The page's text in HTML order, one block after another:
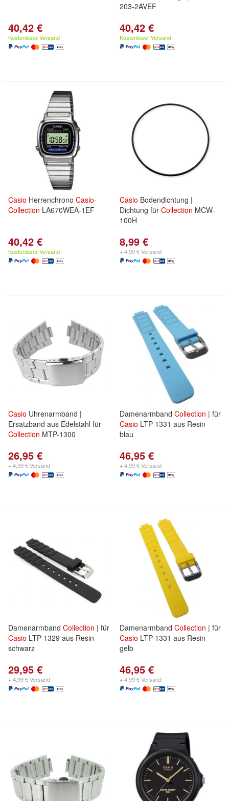
40,42 €
Kostenloser Versand
203-2AVEF
40,42 €
Kostenloser Versand
Casio Herrenchrono Casio-
Collection LA670WEA-1EF
40,42 €
Kostenloser Versand
Casio Bodendichtung |
Dichtung für Collection MCW-
100H
8,99 €
+ 4,99 € Versand
Casio Uhrenarmband |
Ersatzband aus Edelstahl für
Collection MTP-1300
26,95 €
+ 4,99 € Versand
Damenarmband Collection | für
Casio LTP-1331 aus Resin
blau
46,95 €
+ 4,99 € Versand
Damenarmband Collection | für
Casio LTP-1329 aus Resin
schwarz
29,95 €
+ 4,99 € Versand
Damenarmband Collection | für
Casio LTP-1331 aus Resin
gelb
46,95 €
+ 4,99 € Versand